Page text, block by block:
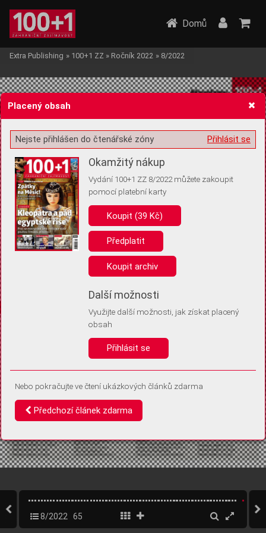
Žádost o souhlas s ukládáním volitelných informací
Pro základní fungování webu nepotřebujeme ukládat žádné informace
(tzv. cookies apod.). Rádi bychom vás ale požádali o souhlas s
uložením volitelných informací:
Anonymní unikátní ID
Díky němu příště poznáme, že se jedná o stejné zařízení, a
Identifikátor je zcela anonymní.
Vaše souhlasy a odmítnutí si ukládáme do vašeho zařízení, abychom se
vás už příště znovu neptali. Můžete je kdykoli později upravit ve Správě
Domů
Extra Publishing » 100+1 ZZ » Ročník 2022 » 8/2022
8/2022 65
Placený obsah
Přihlásit se
Nejste přihlášen do čtenářské zóny
Okamžitý nákup
Vydání 100+1 ZZ 8/2022 můžete zakoupit
pomocí platební karty
Koupit (39 Kč)
Předplatit
Koupit archiv
Další možnosti
Využijte další možnosti, jak získat placený
obsah
Přihlásit se
Nebo pokračujte ve čtení ukázkových článků zdarma
Předchozí článek zdarma